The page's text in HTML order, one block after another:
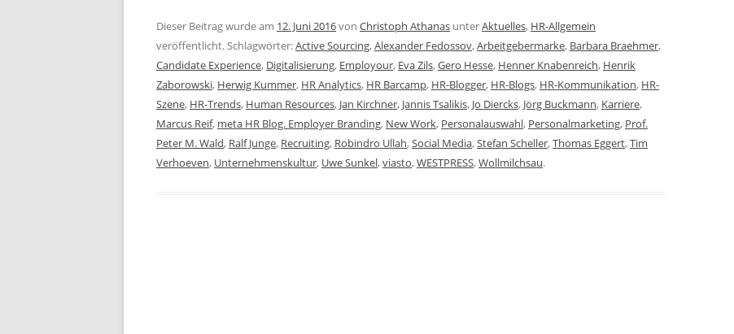
Dieser Beitrag wurde am 12. Juni 2016von Christoph Athanas unterAktuelles, HR-Allgemein
veröffentlicht. Schlagwörter:Active Sourcing,Alexander Fedossov,Arbeitgebermarke, Barbara Braehmer,
Candidate Experience, Digitalisierung, Employour, Eva Zils,Gero Hesse, Henner Knabenreich, Henrik
Zaborowski, Herwig Kummer, HR Analytics, HR Barcamp, HR-Blogger, HR-Blogs, HR-Kommunikation, HR-
Szene, HR-Trends, Human Resources, Jan Kirchner, Jannis Tsalikis, Jo Diercks, Jörg Buckmann, Karriere,
Marcus Reif, meta HR Blog. Employer Branding, New Work, Personalauswahl, Personalmarketing, Prof.
Peter M. Wald, Ralf Junge, Recruiting, Robindro Ullah,Social Media,Stefan Scheller,Thomas Eggert,Tim
Verhoeven, Unternehmenskultur, Uwe Sunkel,viasto,WESTPRESS,Wollmilchsau.